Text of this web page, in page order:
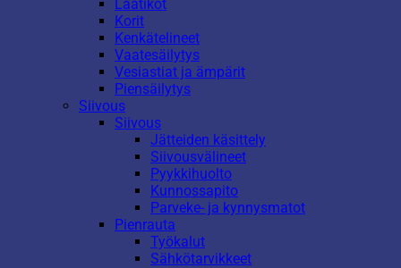
Laatikot
Korit
Kenkätelineet
Vaatesäilytys
Vesiastiat ja ämpärit
Piensäilytys
Siivous
Siivous
Jätteiden käsittely
Siivousvälineet
Pyykkihuolto
Kunnossapito
Parveke- ja kynnysmatot
Pienrauta
Työkalut
Sähkötarvikkeet